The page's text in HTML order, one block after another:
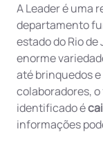
A Leader é uma
departamento
estado do Rio
enorme
até brinquedos
colaboradores,
identificado é
informações